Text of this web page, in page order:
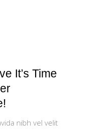
It’s Time
nibh vel velit